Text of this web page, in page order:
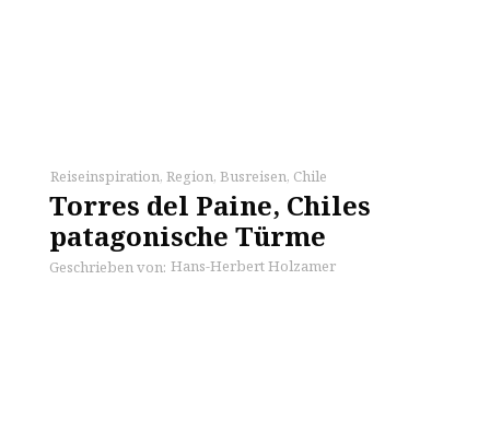
Reiseinspiration, Region, Busreisen, Chile
Torres del Paine, Chiles
patagonische Türme
Geschrieben von: Hans-Herbert Holzamer